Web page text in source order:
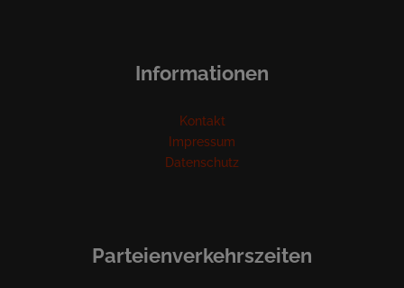
Informationen
Kontakt
Impressum
Datenschutz
Parteienverkehrszeiten